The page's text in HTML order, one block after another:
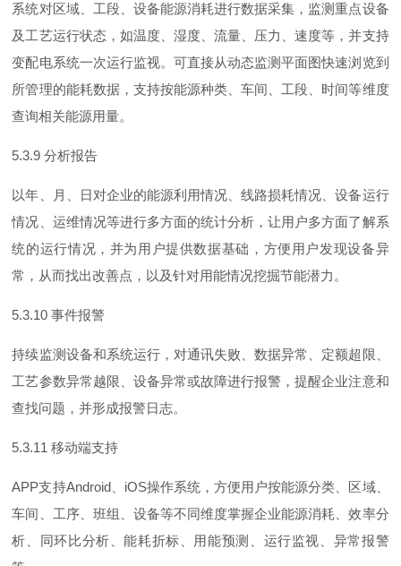
系统对区域、工段、设备能源消耗进行数据采集，监测重点设备
及工艺运行状态，如温度、湿度、流量、压力、速度等，并支持
变配电系统一次运行监视。可直接从动态监测平面图快速浏览到
所管理的能耗数据，支持按能源种类、车间、工段、时间等维度
查询相关能源用量。
5.3.9 分析报告
以年、月、日对企业的能源利用情况、线路损耗情况、设备运行
情况、运维情况等进行多方面的统计分析，让用户多方面了解系
统的运行情况，并为用户提供数据基础，方便用户发现设备异
常，从而找出改善点，以及针对用能情况挖掘节能潜力。
5.3.10 事件报警
持续监测设备和系统运行，对通讯失败、数据异常、定额超限、
工艺参数异常越限、设备异常或故障进行报警，提醒企业注意和
查找问题，并形成报警日志。
5.3.11 移动端支持
APP支持Android、 iOS操作系统，方便用户按能源分类、区域、
车间、工序、班组、设备等不同维度掌握企业能源消耗、效率分
析、同环比分析、能耗折标、用能预测、运行监视、异常报警